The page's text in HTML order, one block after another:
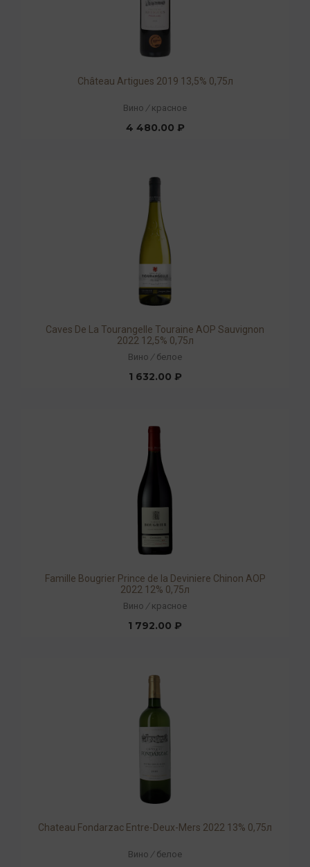
Château Artigues 2019 13,5% 0,75л
Вино / красное
4 480.00 ₽
Caves De La Tourangelle Touraine AOP Sauvignon
2022 12,5% 0,75л
Вино / белое
1 632.00 ₽
Famille Bougrier Prince de la Deviniere Chinon AOP
2022 12% 0,75л
Вино / красное
1 792.00 ₽
Chateau Fondarzac Entre-Deux-Mers 2022 13% 0,75л
Вино / белое